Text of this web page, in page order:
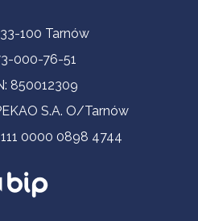
100 Tarnów
000-76-51
850012309
S.A. O/Tarnów
0000 0898 4744